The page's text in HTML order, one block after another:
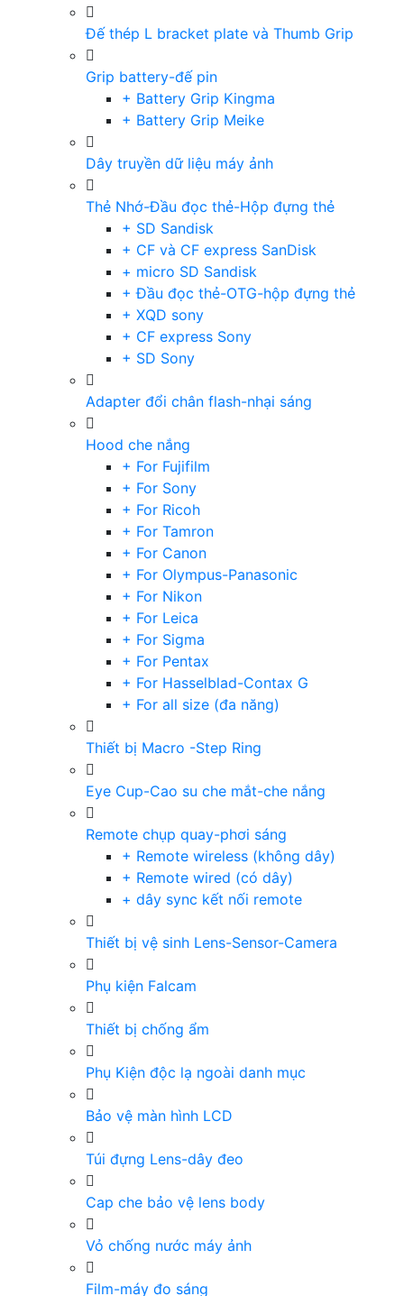
Đế thép L bracket plate và Thumb Grip
Grip battery-đế pin
+ Battery Grip Kingma
+ Battery Grip Meike
Dây truyền dữ liệu máy ảnh
Thẻ Nhớ-Đầu đọc thẻ-Hộp đựng thẻ
+ SD Sandisk
+ CF và CF express SanDisk
+ micro SD Sandisk
+ Đầu đọc thẻ-OTG-hộp đựng thẻ
+ XQD sony
+ CF express Sony
+ SD Sony
Adapter đổi chân flash-nhại sáng
Hood che nắng
+ For Fujifilm
+ For Sony
+ For Ricoh
+ For Tamron
+ For Canon
+ For Olympus-Panasonic
+ For Nikon
+ For Leica
+ For Sigma
+ For Pentax
+ For Hasselblad-Contax G
+ For all size (đa năng)
Thiết bị Macro -Step Ring
Eye Cup-Cao su che mắt-che nắng
Remote chụp quay-phơi sáng
+ Remote wireless (không dây)
+ Remote wired (có dây)
+ dây sync kết nối remote
Thiết bị vệ sinh Lens-Sensor-Camera
Phụ kiện Falcam
Thiết bị chống ẩm
Phụ Kiện độc lạ ngoài danh mục
Bảo vệ màn hình LCD
Túi đựng Lens-dây đeo
Cap che bảo vệ lens body
Vỏ chống nước máy ảnh
Film-máy đo sáng